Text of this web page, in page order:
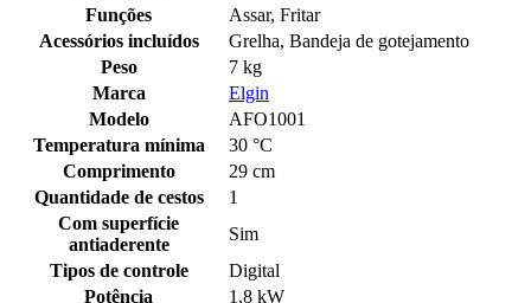
Funções
Assar, Fritar
Acessórios incluídos
Grelha, Bandeja de gotejamento
Peso
7 kg
Marca
Elgin
Modelo
AFO1001
Temperatura mínima
30 °C
Comprimento
29 cm
Quantidade de cestos
1
Com superfície
antiaderente
Sim
Tipos de controle
Digital
Potência
1,8 kW